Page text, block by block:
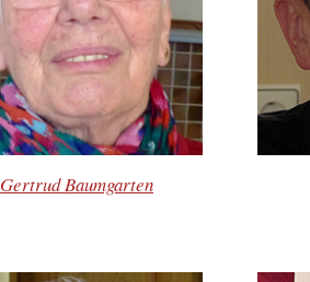
Gertrud Baumgarten